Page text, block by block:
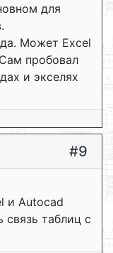
для
Может Excel
пробовал
и экселях
#9
и Autocad
связь таблиц с